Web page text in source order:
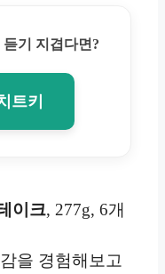
기 지겹다면?
트키
이크, 277g, 6개
을 경험해보고